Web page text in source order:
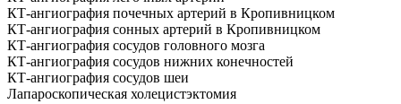
КТ-ангиография почечных артерий в Кропивницком
КТ-ангиография сонных артерий в Кропивницком
КТ-ангиография сосудов головного мозга
КТ-ангиография сосудов нижних конечностей
КТ-ангиография сосудов шеи
Лапароскопическая холецистэктомия